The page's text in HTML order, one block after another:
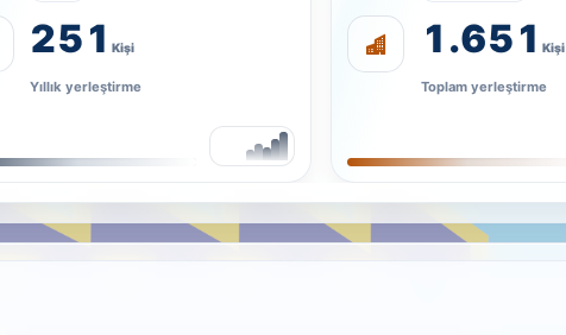
251 Kişi
Yıllık yerleştirme
1.651 Kişi
Toplam yerleştirme